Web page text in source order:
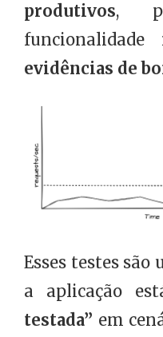
produtivos,
evidências de
Esses testes são
a aplicação
testada” em